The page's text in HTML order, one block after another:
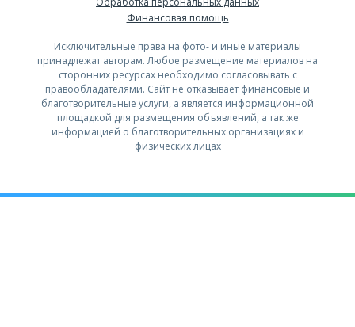
Финансовая помощь
Исключительные права на фото- и иные материалы
принадлежат авторам. Любое размещение материалов на
сторонних ресурсах необходимо согласовывать с
правообладателями. Сайт не отказывает финансовые и
благотворительные услуги, а является информационной
площадкой для размещения объявлений, а так же
информацией о благотворительных организациях и
физических лицах